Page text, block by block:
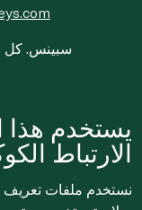
© 2020-2026
يستخدم هذا
الارتباط
نستخدم ملفات تعريف